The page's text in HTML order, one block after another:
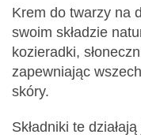
Krem do twarzy na
swoim składzie
kozieradki,
zapewniając
skóry.
Składniki te